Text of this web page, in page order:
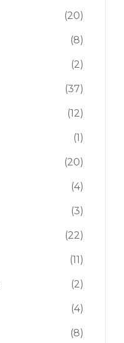
(20)
(8)
(2)
(37)
(12)
(1)
(20)
(4)
(3)
(22)
(11)
(2)
(4)
(8)